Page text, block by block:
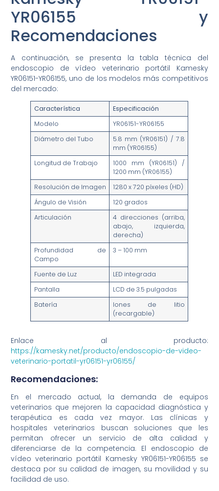
YR06155 y
Recomendaciones
A continuación, se presenta la tabla técnica del
endoscopio de vídeo veterinario portátil Kamesky
YR06151-YR06155, uno de los modelos más competitivos
del mercado:
Característica
Especificación
Modelo
YR06151-YR06155
Diámetro del Tubo
5.8 mm (YR06151) / 7.8
mm (YR06155)
Longitud de Trabajo
1000 mm (YR06151) /
1200 mm (YR06155)
Resolución de Imagen
1280 x 720 píxeles (HD)
Ángulo de Visión
120 grados
Articulación
4 direcciones (arriba,
abajo, izquierda,
derecha)
Profundidad de
Campo
3 – 100 mm
Fuente de Luz
LED integrada
Pantalla
LCD de 3.5 pulgadas
Batería
Iones de litio
(recargable)
Enlace al producto:
https://kamesky.net/producto/endoscopio-de-video-
veterinario-portatil-yr06151-yr06155/
Recomendaciones:
En el mercado actual, la demanda de equipos
veterinarios que mejoren la capacidad diagnóstica y
terapéutica es cada vez mayor. Las clínicas y
hospitales veterinarios buscan soluciones que les
permitan ofrecer un servicio de alta calidad y
diferenciarse de la competencia. El endoscopio de
vídeo veterinario portátil Kamesky YR06151-YR06155 se
destaca por su calidad de imagen, su movilidad y su
facilidad de uso.